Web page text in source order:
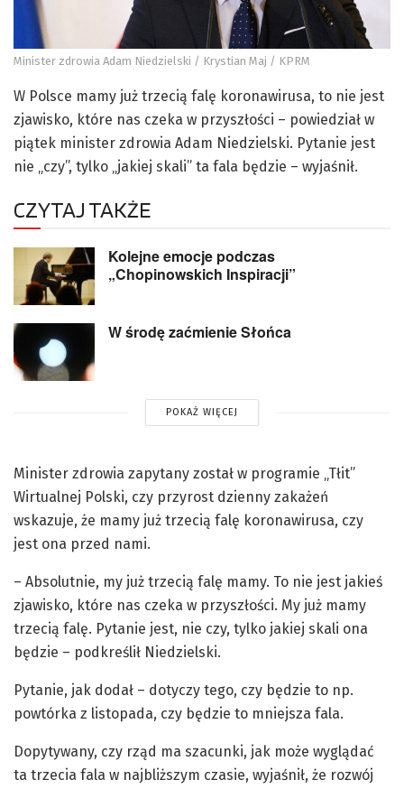
Minister zdrowia Adam Niedzielski / Krystian Maj / KPRM
W Polsce mamy już trzecią falę koronawirusa, to nie jest
zjawisko, które nas czeka w przyszłości – powiedział w
piątek minister zdrowia Adam Niedzielski. Pytanie jest
nie „czy”, tylko „jakiej skali” ta fala będzie – wyjaśnił.
CZYTAJ TAKŻE
Kolejne emocje podczas
„Chopinowskich Inspiracji”
W środę zaćmienie Słońca
POKAŻ WIĘCEJ
Minister zdrowia zapytany został w programie „Tłit”
Wirtualnej Polski, czy przyrost dzienny zakażeń
wskazuje, że mamy już trzecią falę koronawirusa, czy
jest ona przed nami.
– Absolutnie, my już trzecią falę mamy. To nie jest jakieś
zjawisko, które nas czeka w przyszłości. My już mamy
trzecią falę. Pytanie jest, nie czy, tylko jakiej skali ona
będzie – podkreślił Niedzielski.
Pytanie, jak dodał – dotyczy tego, czy będzie to np.
powtórka z listopada, czy będzie to mniejsza fala.
Dopytywany, czy rząd ma szacunki, jak może wyglądać
ta trzecia fala w najbliższym czasie, wyjaśnił, że rozwój